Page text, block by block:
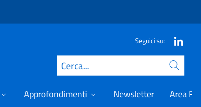
Seguici su:
Cerca
Approfondimenti Newsletter Area